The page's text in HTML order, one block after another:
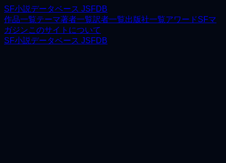
SF小説データベース JSFDB
作品一覧テーマ著者一覧訳者一覧出版社一覧アワードSFマ
ガジンこのサイトについて
SF小説データベース JSFDB